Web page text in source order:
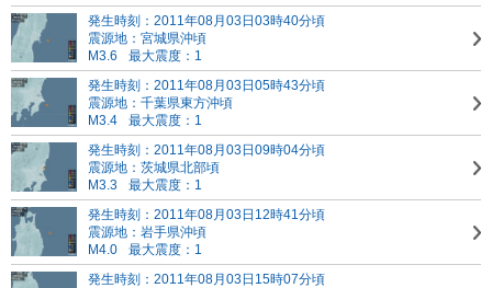
発生時刻：2011年08月03日03時40分頃
震源地：宮城県沖頃
M3.6
最大震度：1
発生時刻：2011年08月03日05時43分頃
震源地：千葉県東方沖頃
M3.4
最大震度：1
発生時刻：2011年08月03日09時04分頃
震源地：茨城県北部頃
M3.3
最大震度：1
発生時刻：2011年08月03日12時41分頃
震源地：岩手県沖頃
M4.0
最大震度：1
発生時刻：2011年08月03日15時07分頃